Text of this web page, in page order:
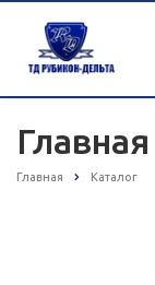
Главная
Главная Каталог